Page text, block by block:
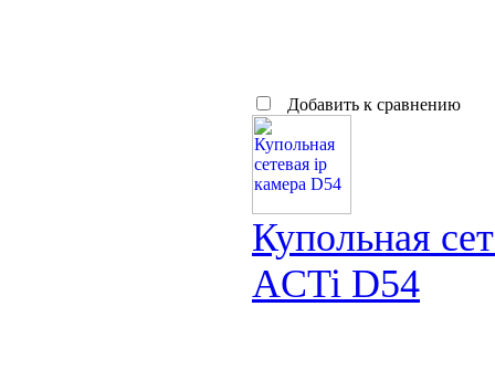
Добавить к сравнению
Купольная
ACTi D54